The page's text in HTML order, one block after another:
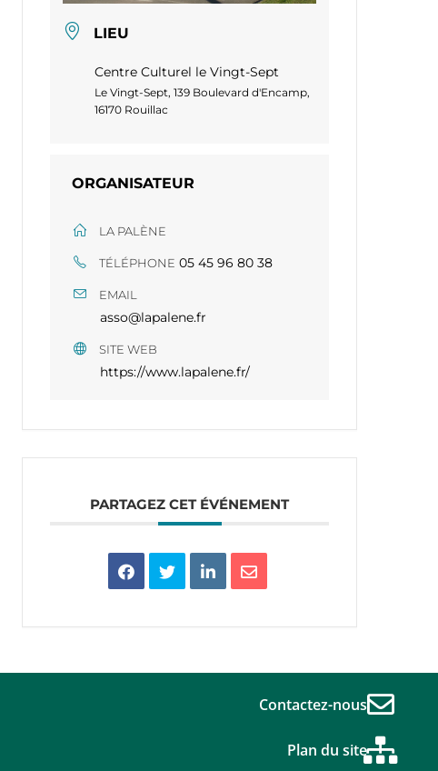
LIEU
Centre Culturel le Vingt-Sept
Le Vingt-Sept, 139 Boulevard d'Encamp,
16170 Rouillac
ORGANISATEUR
LA PALÈNE
TÉLÉPHONE 05 45 96 80 38​​
EMAIL
asso@lapalene.fr
SITE WEB
https://www.lapalene.fr/
PARTAGEZ CET ÉVÉNEMENT
Contactez-nous
Plan du site